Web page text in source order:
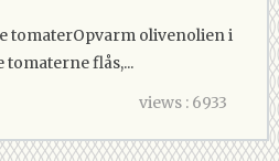
tomaterOpvarm olivenolien i
tomaterne flås,...
views : 6933